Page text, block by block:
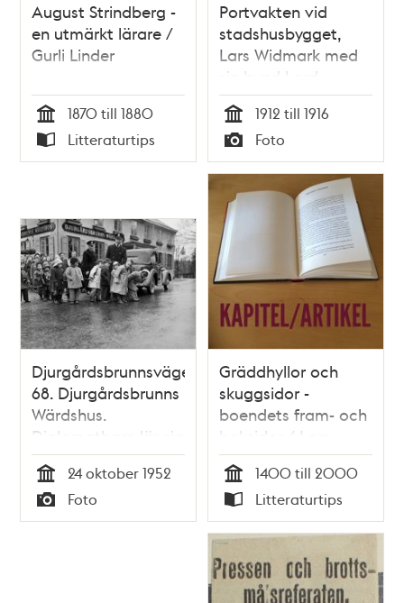
August Strindberg -
en utmärkt lärare /
Gurli Linder
Tid
1870 till 1880
Typ
Litteraturtips
Portvakten vid
stadshusbygget,
Lars Widmark med
sin hund Lord.
Tid
1912 till 1916
Typ
Foto
Djurgårdsbrunnsvägen
68. Djurgårdsbrunns
Wärdshus.
Diplomatbarn lär sig
trafikvett
Tid
24 oktober 1952
Typ
Foto
Gräddhyllor och
skuggsidor -
boendets fram- och
baksidor / Lars
Ericson
Tid
1400 till 2000
Typ
Litteraturtips